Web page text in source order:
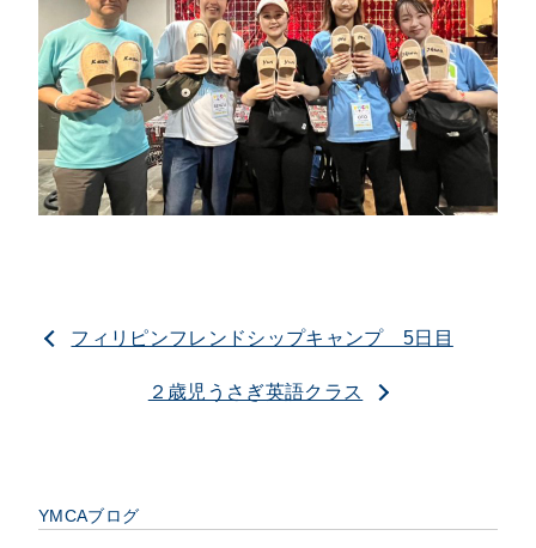
YMCAブログ
フィリピンフレンドシップキャンプ 5日目
２歳児うさぎ英語クラス